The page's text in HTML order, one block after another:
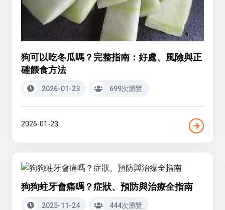
狗可以吃冬瓜嗎？完整指南：好處、風險與正
確餵食方法
2026-01-23 699次瀏覽
2026-01-23
狗狗蛀牙會痛嗎？症狀、預防與治療全指南
2025-11-24 444次瀏覽